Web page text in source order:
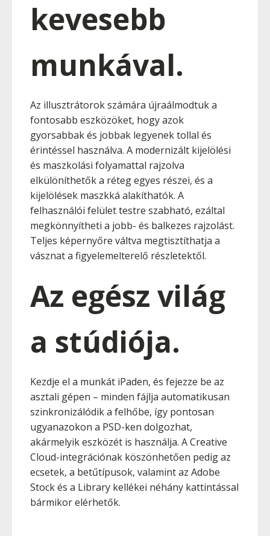
kevesebb
munkával.
Az illusztrátorok számára újraálmodtuk a
fontosabb eszközöket, hogy azok
gyorsabbak és jobbak legyenek tollal és
érintéssel használva. A modernizált kijelölési
és maszkolási folyamattal rajzolva
elkülöníthetők a réteg egyes részei, és a
kijelölések maszkká alakíthatók. A
felhasználói felület testre szabható, ezáltal
megkönnyítheti a jobb- és balkezes rajzolást.
Teljes képernyőre váltva megtisztíthatja a
vásznat a figyelemelterelő részletektől.
Az egész világ
a stúdiója.
Kezdje el a munkát iPaden, és fejezze be az
asztali gépen – minden fájlja automatikusan
szinkronizálódik a felhőbe, így pontosan
ugyanazokon a PSD-ken dolgozhat,
akármelyik eszközét is használja. A Creative
Cloud-integrációnak köszönhetően pedig az
ecsetek, a betűtípusok, valamint az Adobe
Stock és a Library kellékei néhány kattintással
bármikor elérhetők.